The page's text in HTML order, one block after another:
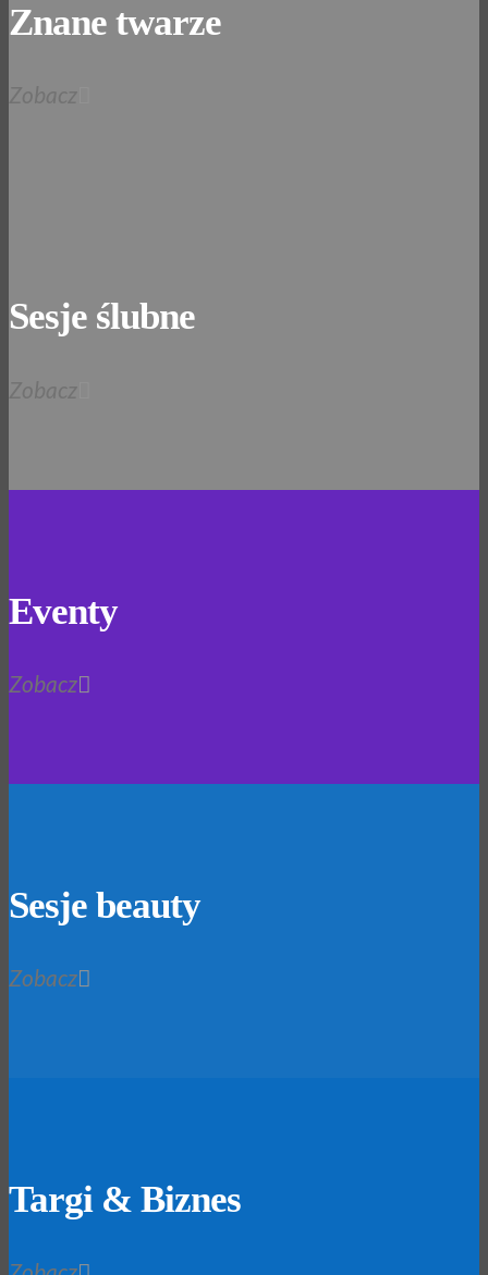
Znane twarze
Sesje ślubne
Eventy
Zobacz
Sesje beauty
Zobacz
Targi & Biznes